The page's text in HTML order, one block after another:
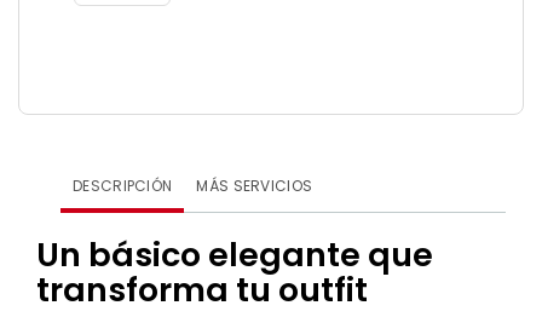
DESCRIPCIÓN MÁS SERVICIOS
Un básico elegante que
transforma tu outfit